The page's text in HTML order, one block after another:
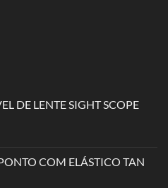
DE LENTE SIGHT SCOPE
COM ELÁSTICO TAN